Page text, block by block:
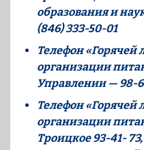
образования и
(846) 333-50-01
Телефон «Горячей
организации
Управлении — 98-
Телефон «Горячей
организации
Троицкое 93-41-